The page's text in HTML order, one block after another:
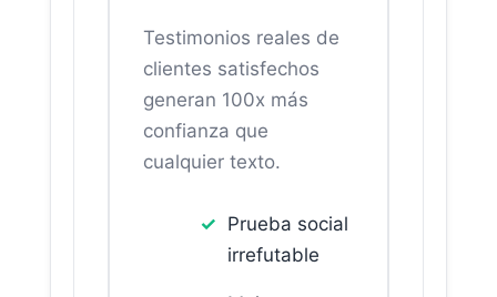
Testimonios reales de
clientes satisfechos
generan 100x más
confianza que
cualquier texto.
Prueba social
irrefutable